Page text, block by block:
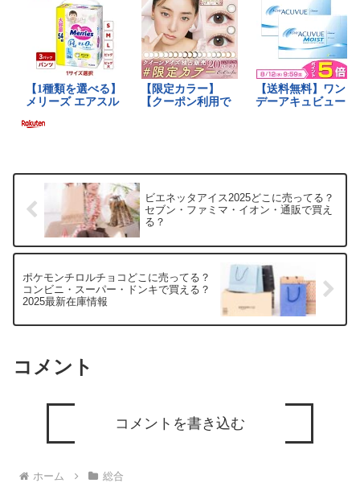
ビエネッタアイス2025どこに売ってる？
セブン・ファミマ・イオン・通販で買え
る？
ポケモンチロルチョコどこに売ってる？
コンビニ・スーパー・ドンキで買える？
2025最新在庫情報
コメント
コメントを書き込む
ホーム 総合